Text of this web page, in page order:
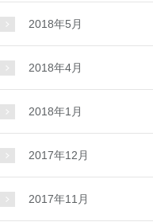
2018年5月
2018年4月
2018年1月
2017年12月
2017年11月